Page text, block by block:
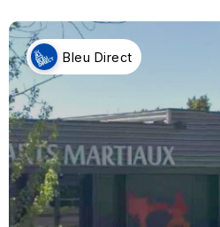
Bleu Direct